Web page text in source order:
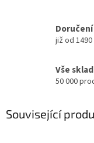
již od
Vše
50 000
Související